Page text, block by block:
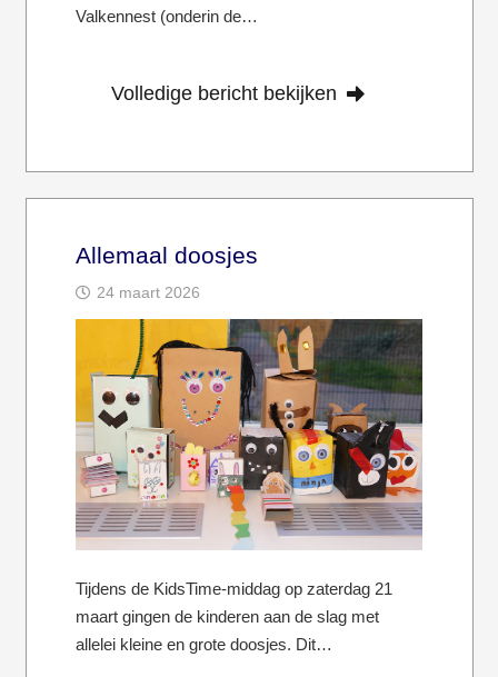
Valkennest (onderin de…
Volledige bericht bekijken
Allemaal doosjes
24 maart 2026
Tijdens de KidsTime-middag op zaterdag 21
maart gingen de kinderen aan de slag met
allelei kleine en grote doosjes. Dit…